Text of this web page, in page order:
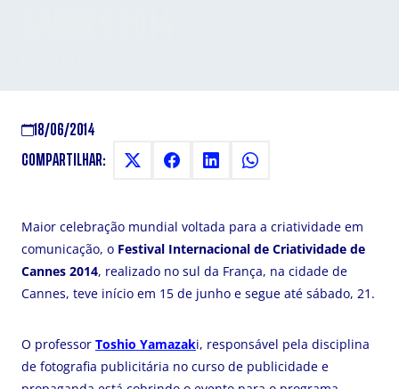
18/06/2014
COMPARTILHAR:
Maior celebração mundial voltada para a criatividade em
comunicação, o Festival Internacional de Criatividade de
Cannes 2014, realizado no sul da França, na cidade de
Cannes, teve início em 15 de junho e segue até sábado, 21.
O professor Toshio Yamazaki, responsável pela disciplina
de fotografia publicitária no curso de publicidade e